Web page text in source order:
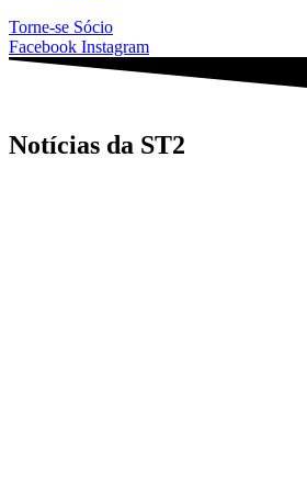
Torne-se Sócio
Facebook Instagram
Notícias da ST2